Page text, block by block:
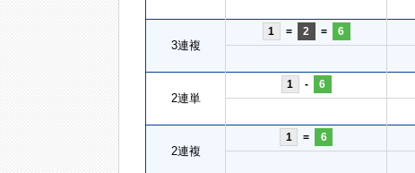
3連複
1 = 2 = 6
2連単
1 - 6
2連複
1 = 6